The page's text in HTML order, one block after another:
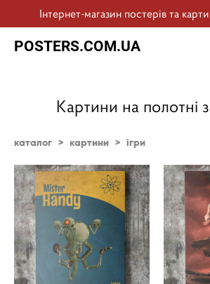
Інтернет-магазин постерів та
POSTERS.COM.UA
Картини на полотні
каталог > картини > ігри